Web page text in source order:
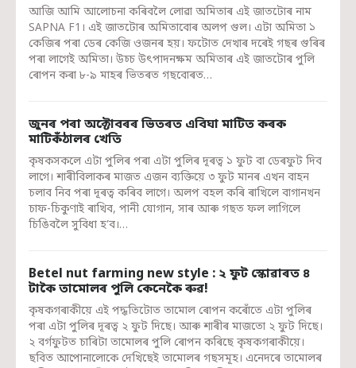
আজি আমি আলোচনা কৰিবলৈ লোৱা অমিতাৰ এই জাতটোৰ নাম
SAPNA F1। এই জাতটোৰ অমিতাবোৰ অলপ গুল। এটা অমিতা ১
কেজিৰ পৰা ডেৰ কেজি ওজনৰ হয়। ফটোত দেখাৰ দৰেই গছৰ গুৰিৰ
পৰা লাগেই অমিতা। উচ্চ উৎপাদনক্ষম অমিতাৰ এই জাতটোৰ পুলি
ৰোপন কৰা ৮-৯ মাহৰ ভিতৰত গছবোৰত…
জুনৰ পৰা অক্টোবৰৰ ভিতৰত এবিঘা মাটিত কৰক
মাটিকঁঠালৰ খেতি
কৃষকসকলে এটা পুলিৰ পৰা এটা পুলিৰ দূৰত্ব ১ ফুট বা ডেৰফুট দিব
লাগে। শাৰীবিলাকৰ মাজত এজন ব্যক্তিয়ে ৩ ফুট মানৰ এখন বাহন
চলাব নিব পৰা দূৰত্ব কৰিব লাগে। অলপ বহল কৰি ৰাখিলে বাগানখন
চাফ-চিকুণাই ৰাখিব, পানী যোগান, সাৰ আৰু গছত ফল লাগিলে
চিঙিবলৈ সুবিধা হ’ব।…
Betel nut farming new style : ২ ফুট স্কোৱাৰত ৪
টাকৈ তামোলৰ পুলি কেনেকৈ ৰুৱ!
কৃষকগৰাকীয়ে এই পদ্ধতিটোত তামোল ৰোপন কৰোঁতে এটা পুলিৰ
পৰা এটা পুলিৰ দূৰত্ব ২ ফুট দিছে। আৰু শাৰীৰ মাজতো ২ ফুট দিছে।
২ বৰ্গফুটত চাৰিটা তামোলৰ পুলি ৰোপন কৰিছে কৃষকগৰাকীয়ে।
ছবিত আপোনালোকে দেখিছেই তামোলৰ গছসমূহ। এনেদৰে তামোলৰ